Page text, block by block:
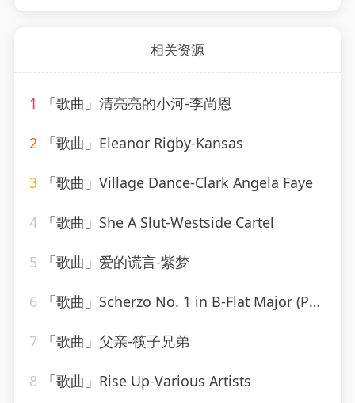
相关资源
1 「歌曲」清亮亮的小河-李尚恩
2 「歌曲」Eleanor Rigby-Kansas
3 「歌曲」Village Dance-Clark Angela Faye
4 「歌曲」She A Slut-Westside Cartel
5 「歌曲」爱的谎言-紫梦
6 「歌曲」Scherzo No. 1 in B-Flat Major (Posthumous) D.593-Paul de Conne、Peter Phillips
7 「歌曲」父亲-筷子兄弟
8 「歌曲」Rise Up-Various Artists